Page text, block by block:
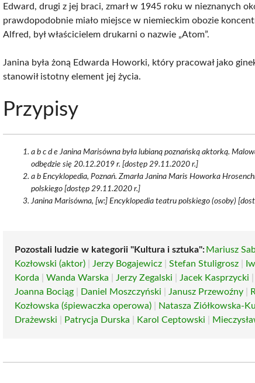
Edward, drugi z jej braci, zmarł w 1945 roku w nieznanych
prawdopodobnie miało miejsce w niemieckim obozie
Alfred, był właścicielem drukarni o nazwie „Atom”.
Janina była żoną Edwarda Howorki, który pracował jako
stanowił istotny element jej życia.
Przypisy
a b c d e Janina Marisówna była lubianą poznańską aktorką.
odbędzie się 20.12.2019 r. [dostęp 29.11.2020 r.]
a b Encyklopedia, Poznań. Zmarła Janina Maris Howorka
polskiego [dostęp 29.11.2020 r.]
Janina Marisówna, [w:] Encyklopedia teatru polskiego (osoby)
Pozostali ludzie w kategorii "Kultura i sztuka":Mariusz
Kozłowski (aktor)
Jerzy Bogajewicz |Stefan Stuligrosz
Korda |Wanda Warska Jerzy Zegalski Jacek Kasprzycki
Joanna Bociąg
Daniel Moszczyński Janusz Przewoźny
Kozłowska (śpiewaczka operowa)
Natasza Ziółkowska-
Drażewski
Patrycja Durska Karol Ceptowski